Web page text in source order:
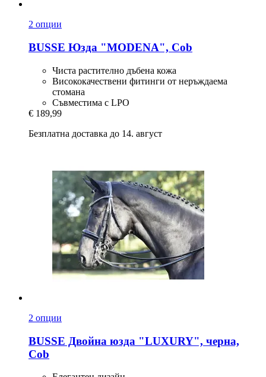
2 опции
BUSSE Юзда "MODENA", Cob
Чиста растително дъбена кожа
Висококачествени фитинги от неръждаема
стомана
Съвместима с LPO
€ 189,99
Безплатна доставка до 14. август
2 опции
BUSSE Двойна юзда "LUXURY", черна,
Cob